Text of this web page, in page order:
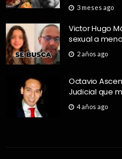
3 meses ago
Victor Hugo
sexual a
2 años ago
Octavio
Judicial que
4 años ago